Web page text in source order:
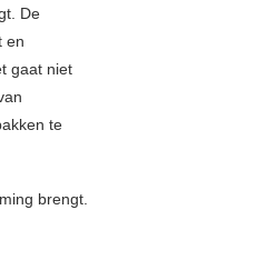
De
en
gaat niet
te
brengt.